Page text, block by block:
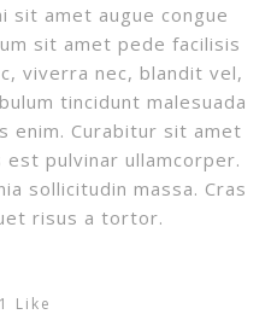
sit amet augue congue
sit amet pede facilisis
viverra nec, blandit vel,
tincidunt malesuada
enim. Curabitur sit amet
est pulvinar ullamcorper.
sollicitudin massa. Cras
risus a tortor.
1 Like